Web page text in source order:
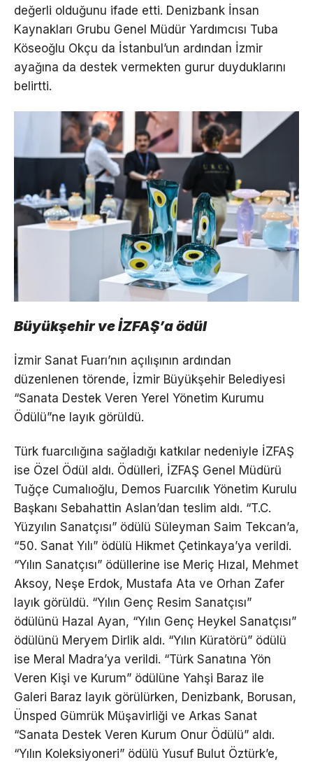
değerli olduğunu ifade etti. Denizbank İnsan
Kaynakları Grubu Genel Müdür Yardımcısı Tuba
Köseoğlu Okçu da İstanbul’un ardından İzmir
ayağına da destek vermekten gurur duyduklarını
belirtti.
Büyükşehir ve İZFAŞ’a ödül
İzmir Sanat Fuarı’nın açılışının ardından
düzenlenen törende, İzmir Büyükşehir Belediyesi
“Sanata Destek Veren Yerel Yönetim Kurumu
Ödülü”ne layık görüldü.
Türk fuarcılığına sağladığı katkılar nedeniyle İZFAŞ
ise Özel Ödül aldı. Ödülleri, İZFAŞ Genel Müdürü
Tuğçe Cumalıoğlu, Demos Fuarcılık Yönetim Kurulu
Başkanı Sebahattin Aslan’dan teslim aldı. “T.C.
Yüzyılın Sanatçısı” ödülü Süleyman Saim Tekcan’a,
“50. Sanat Yılı” ödülü Hikmet Çetinkaya’ya verildi.
“Yılın Sanatçısı” ödüllerine ise Meriç Hızal, Mehmet
Aksoy, Neşe Erdok, Mustafa Ata ve Orhan Zafer
layık görüldü. “Yılın Genç Resim Sanatçısı”
ödülünü Hazal Ayan, “Yılın Genç Heykel Sanatçısı”
ödülünü Meryem Dirlik aldı. “Yılın Küratörü” ödülü
ise Meral Madra’ya verildi. “Türk Sanatına Yön
Veren Kişi ve Kurum” ödülüne Yahşi Baraz ile
Galeri Baraz layık görülürken, Denizbank, Borusan,
Ünsped Gümrük Müşavirliği ve Arkas Sanat
“Sanata Destek Veren Kurum Onur Ödülü” aldı.
“Yılın Koleksiyoneri” ödülü Yusuf Bulut Öztürk’e,